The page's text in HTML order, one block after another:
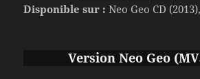
Disponible sur : Neo Geo CD
Version Neo Geo